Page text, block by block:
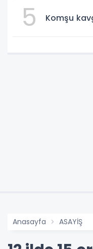
5 Komşu
Anasayfa ASAYİŞ